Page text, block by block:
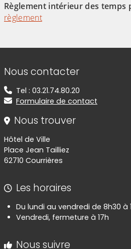
Règlement intérieur des temps
règlement
Informations de contact
Nous contacter
Tel : 03.21.74.80.20
Formulaire de contact
Nous trouver
Hôtel de Ville
Place Jean Tailliez
62710 Courrières
Les horaires
Du lundi au vendredi de 8h30 à
Vendredi, fermeture à 17h
Nous suivre